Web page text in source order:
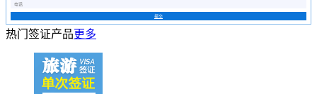
提交
热门签证产品更多